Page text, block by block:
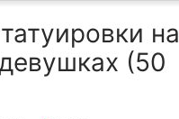
на
(50